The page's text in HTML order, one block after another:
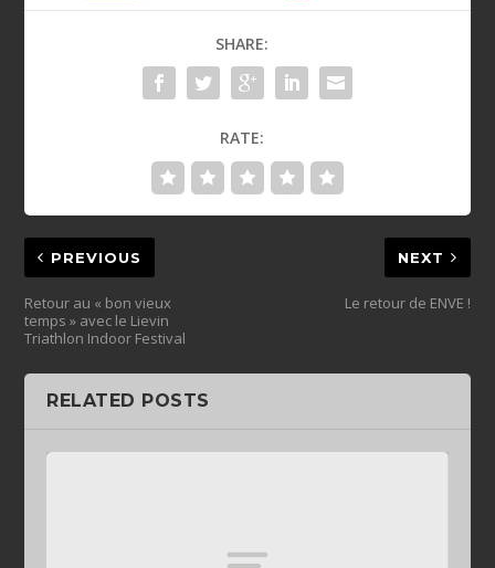
SHARE:
RATE:
PREVIOUS
Retour au « bon vieux
temps » avec le Lievin
Triathlon Indoor Festival
NEXT
Le retour de ENVE !
RELATED POSTS